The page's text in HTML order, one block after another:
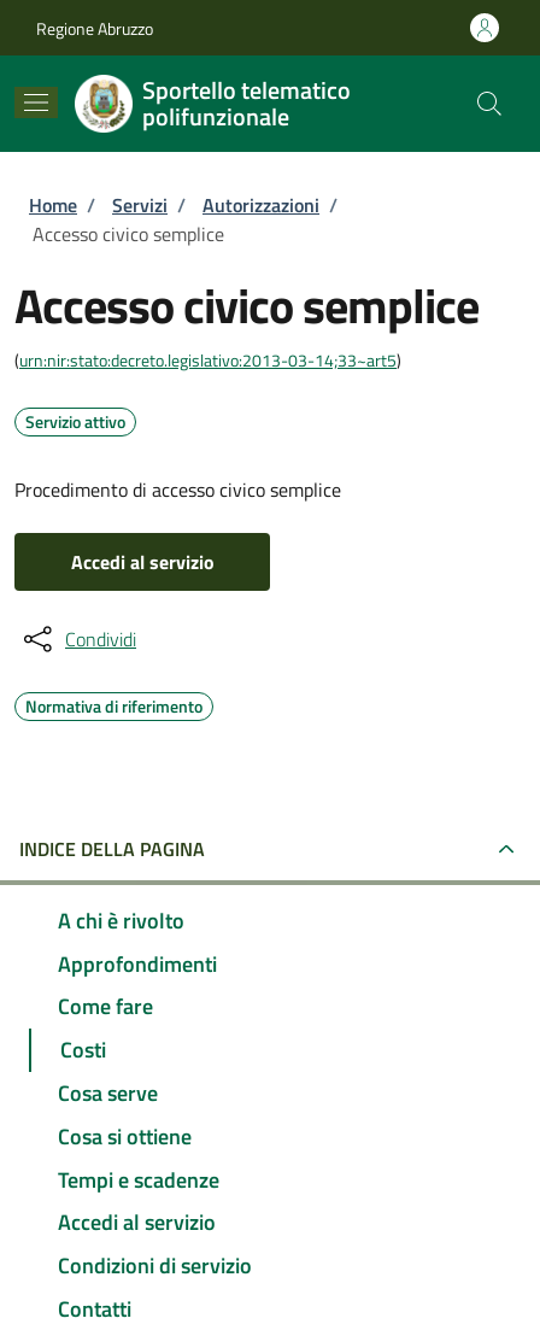
Regione Abruzzo
Sportello telematico
polifunzionale
Briciole di pane
Home / Servizi / Autorizzazioni /
Accesso civico semplice
Accesso civico semplice
(urn:nir:stato:decreto.legislativo:2013-03-14;33~art5)
Servizio attivo
Procedimento di accesso civico semplice
Accedi al servizio
Condividi
Normativa di riferimento
INDICE DELLA PAGINA
A chi è rivolto
Approfondimenti
Come fare
Costi
Cosa serve
Cosa si ottiene
Tempi e scadenze
Accedi al servizio
Condizioni di servizio
Contatti